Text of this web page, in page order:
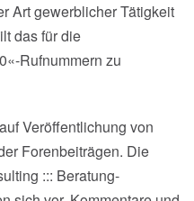
Art gewerblicher Tätigkeit
das für die
Rufnummern zu
Veröffentlichung von
Forenbeiträgen. Die
::: Beratung-